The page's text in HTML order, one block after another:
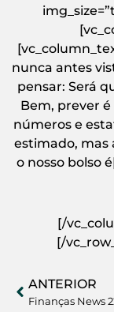
nunca antes
pensar: Será
Bem, prever
números e
estimado, mas
o nosso bolso
[/
[/
ANTERIOR